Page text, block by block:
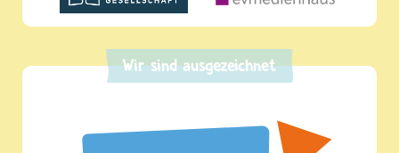
Wir sind ausgezeichnet